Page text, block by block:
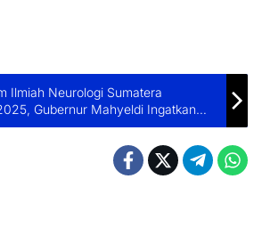
Ilmiah Neurologi Sumatera
Gubernur Mahyeldi Ingatkan
Penyakit Neurologi